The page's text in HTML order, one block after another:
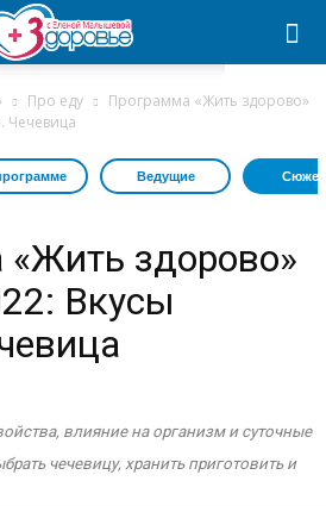
Про еду
Программа «Жить здорово»
Чечевица
Ведущие
здорово»
Вкусы
влияние на организм и суточные
чечевицу, хранить приготовить и